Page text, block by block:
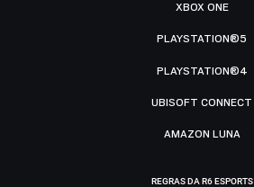
XBOX ONE
PLAYSTATION®5
PLAYSTATION®4
UBISOFT CONNECT
AMAZON LUNA
REGRAS DA R6 ESPORTS